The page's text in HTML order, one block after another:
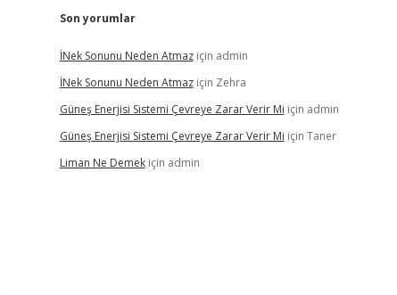
Son yorumlar
İNek Sonunu Neden Atmaziçin admin
İNek Sonunu Neden Atmaziçin Zehra
Güneş Enerjisi Sistemi Çevreye Zarar Verir Mi için admin
Güneş Enerjisi Sistemi Çevreye Zarar Verir Mi için Taner
Liman Ne Demekiçin admin